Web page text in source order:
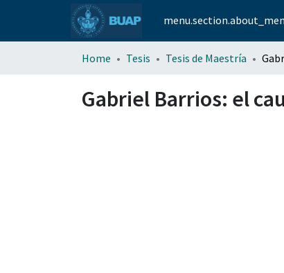
Home Tesis Tesis de Maestría
Gabriel Barrios: el